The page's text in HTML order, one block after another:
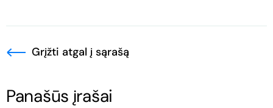
Grįžti atgal į sąrašą
Panašūs įrašai